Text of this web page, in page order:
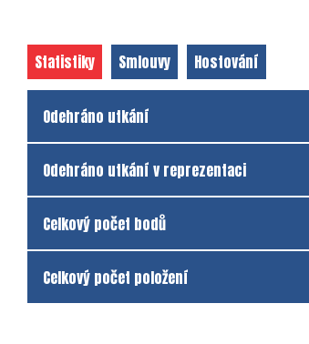
Statistiky Smlouvy Hostování
Odehráno utkání
Odehráno utkání v reprezentaci
Celkový počet bodů
Celkový počet položení